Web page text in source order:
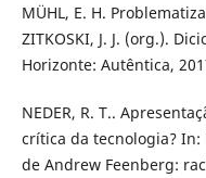
MÜHL, E. H.
ZITKOSKI, J. J. (org.).
Horizonte: Autêntica,
NEDER, R. T..
crítica da tecnologia? In:
de Andrew Feenberg: